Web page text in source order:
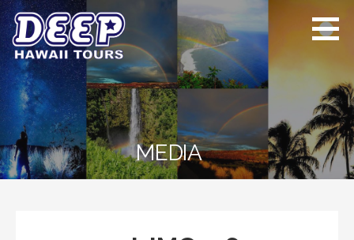
Skip
to
content
ディープ ハワイ
ツアーズ
ハワイ島のプライベー
トツアー
MEDIA